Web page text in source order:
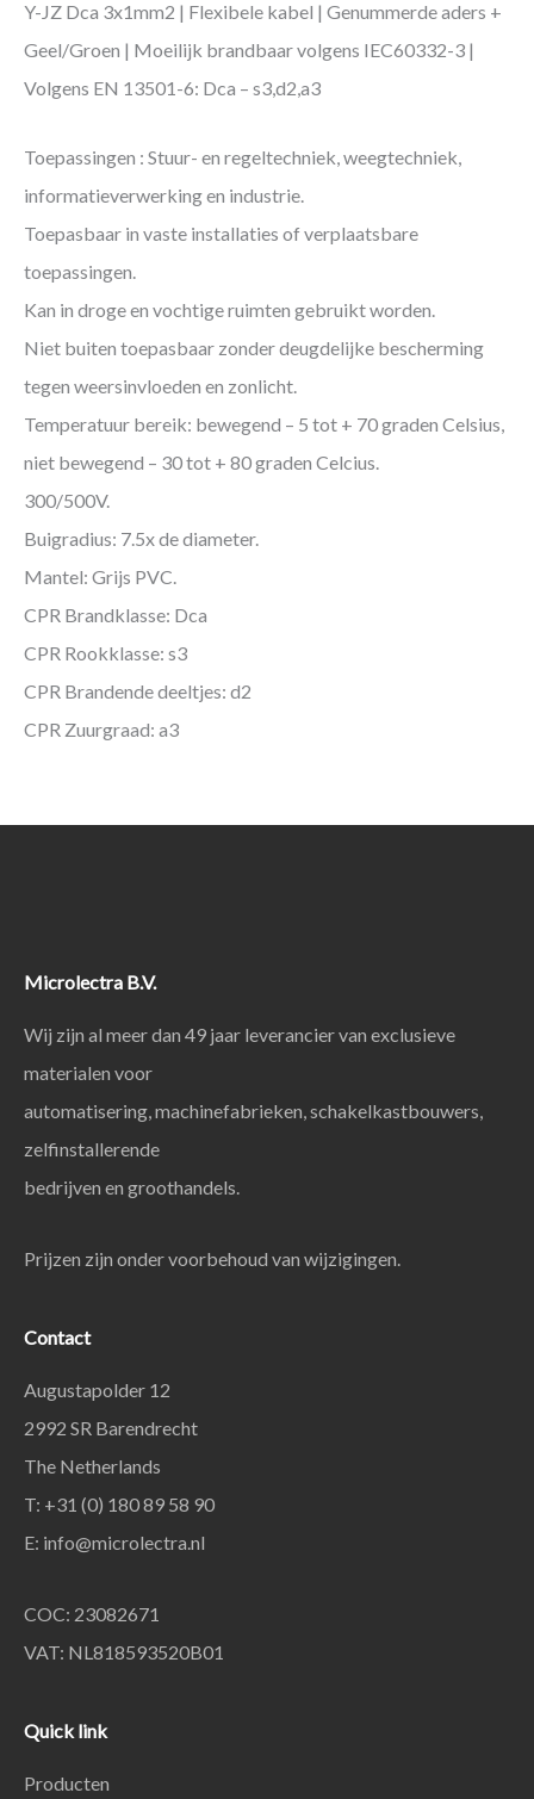
Y-JZ Dca 3x1mm2 | Flexibele kabel | Genummerde aders +
Geel/Groen | Moeilijk brandbaar volgens IEC60332-3 |
Volgens EN 13501-6: Dca – s3,d2,a3
Toepassingen : Stuur- en regeltechniek, weegtechniek,
informatieverwerking en industrie.
Toepasbaar in vaste installaties of verplaatsbare
toepassingen.
Kan in droge en vochtige ruimten gebruikt worden.
Niet buiten toepasbaar zonder deugdelijke bescherming
tegen weersinvloeden en zonlicht.
Temperatuur bereik: bewegend – 5 tot + 70 graden Celsius,
niet bewegend – 30 tot + 80 graden Celcius.
300/500V.
Buigradius: 7.5x de diameter.
Mantel: Grijs PVC.
CPR Brandklasse: Dca
CPR Rookklasse: s3
CPR Brandende deeltjes: d2
CPR Zuurgraad: a3
Microlectra B.V.
Wij zijn al meer dan 49 jaar leverancier van exclusieve
materialen voor
automatisering, machinefabrieken, schakelkastbouwers,
zelfinstallerende
bedrijven en groothandels.
Prijzen zijn onder voorbehoud van wijzigingen.
Contact
Augustapolder 12
2992 SR Barendrecht
The Netherlands
T: +31 (0) 180 89 58 90
E: info@microlectra.nl
COC: 23082671
VAT: NL818593520B01
Quick link
Producten